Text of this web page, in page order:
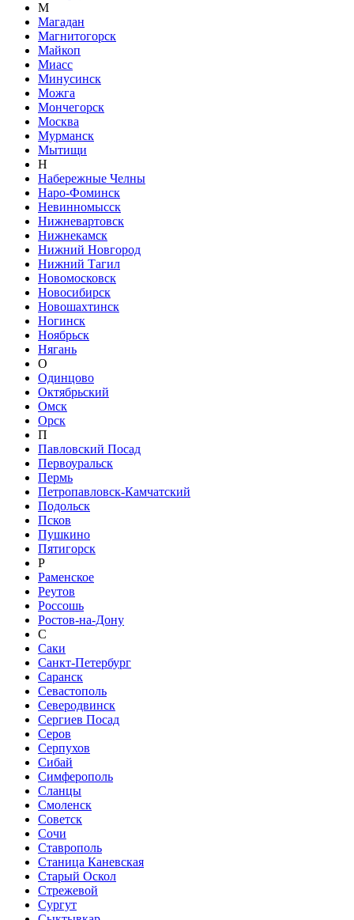
М
Магадан
Магнитогорск
Майкоп
Миасс
Минусинск
Можга
Мончегорск
Москва
Мурманск
Мытищи
Н
Набережные Челны
Наро-Фоминск
Невинномысск
Нижневартовск
Нижнекамск
Нижний Новгород
Нижний Тагил
Новомосковск
Новосибирск
Новошахтинск
Ногинск
Ноябрьск
Нягань
О
Одинцово
Октябрьский
Омск
Орск
П
Павловский Посад
Первоуральск
Пермь
Петропавловск-Камчатский
Подольск
Псков
Пушкино
Пятигорск
Р
Раменское
Реутов
Россошь
Ростов-на-Дону
С
Саки
Санкт-Петербург
Саранск
Севастополь
Северодвинск
Сергиев Посад
Серов
Серпухов
Сибай
Симферополь
Сланцы
Смоленск
Советск
Сочи
Ставрополь
Станица Каневская
Старый Оскол
Стрежевой
Сургут